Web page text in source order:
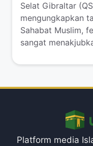
Selat Gibraltar
mengungkapkan
Sahabat Muslim,
sangat
Platform media